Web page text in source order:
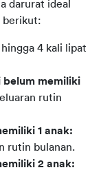
darurat ideal
berikut:
4 kali lipat
belum memiliki
rutin
1 anak:
rutin bulanan.
2 anak: